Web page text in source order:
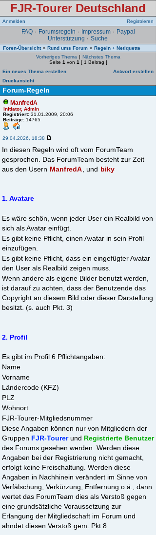
FJR-Tourer Deutschland
Anmelden Registrieren
FAQ · Forumsregeln · Impressum · Paypal
Unterstützung · Suche
Foren-Übersicht » Rund ums Forum » Regeln + Netiquette
Vorheriges Thema | Nächstes Thema
Seite 1 von 1 [ 1 Beitrag ]
Ein neues Thema erstellen
Antwort erstellen
Druckansicht
Forum-Regeln
ManfredA
Initiator, Admin
Registriert: 31.01.2009, 20:06
Beiträge: 14765
29.04.2026, 18:38
In diesen Regeln wird oft vom ForumTeam
gesprochen. Das ForumTeam besteht zur Zeit
aus den Usern ManfredA , und biky
1. Avatare
Es wäre schön, wenn jeder User ein Realbild von
sich als Avatar einfügt.
Es gibt keine Pflicht, einen Avatar in sein Profil
einzufügen.
Es gibt keine Pflicht, dass ein eingefügter Avatar
den User als Realbild zeigen muss.
Wenn andere als eigene Bilder benutzt werden,
ist darauf zu achten, dass der Benutzende das
Copyright an diesem Bild oder dieser Darstellung
besitzt. (s. auch Pkt. 3)
2. Profil
Es gibt im Profil 6 Pflichtangaben:
Name
Vorname
Ländercode (KFZ)
PLZ
Wohnort
FJR-Tourer-Mitgliedsnummer
Diese Angaben können nur von Mitgliedern der
Gruppen FJR-Tourerund Registrierte Benutzer
des Forums gesehen werden. Werden diese
Angaben bei der Registrierung nicht gemacht,
erfolgt keine Freischaltung. Werden diese
Angaben in Nachhinein verändert im Sinne von
Verfälschung, Verkürzung, Entfernung o.ä., dann
wertet das ForumTeam dies als Verstoß gegen
eine grundsätzliche Voraussetzung zur
Erlangung der Mitgliedschaft im Forum und
ahndet diesen Verstoß gem. Pkt 8